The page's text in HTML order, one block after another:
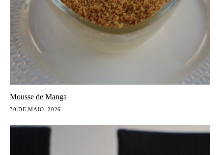
Mousse de Manga
30 DE MAIO, 2026